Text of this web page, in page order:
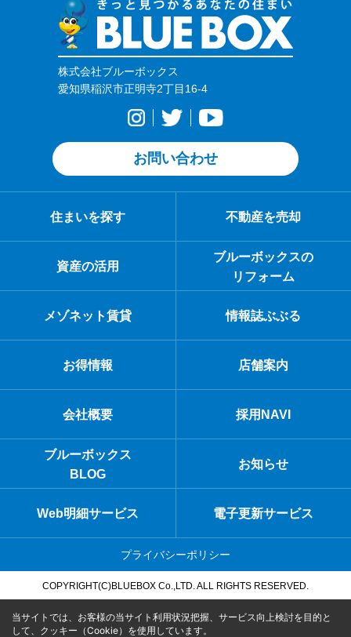
株式会社ブルーボックス
愛知県稲沢市正明寺2丁目16-4
お問い合わせ
住まいを探す 不動産を売却
資産の活用
ブルーボックスの
リフォーム
メゾネット賃貸 情報誌ぶぶる
お得情報 店舗案内
会社概要 採用NAVI
ブルーボックス
BLOG
お知らせ
Web明細サービス 電子更新サービス
プライバシーポリシー
COPYRIGHT(C)BLUEBOX Co.,LTD. ALL RIGHTS RESERVED.
当サイトでは、お客様の当サイト利用状況把握、サービス向上検討を目的と
して、クッキー（Cookie）を使用しています。